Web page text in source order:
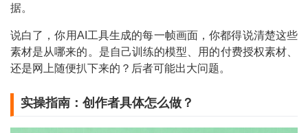
据。
说白了，你用AI工具生成的每一帧画面，你都得说清楚这些
素材是从哪来的。是自己训练的模型、用的付费授权素材、
还是网上随便扒下来的？后者可能出大问题。
实操指南：创作者具体怎么做？